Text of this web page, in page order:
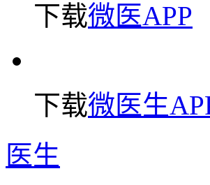
下载微医APP
下载微医生
医生